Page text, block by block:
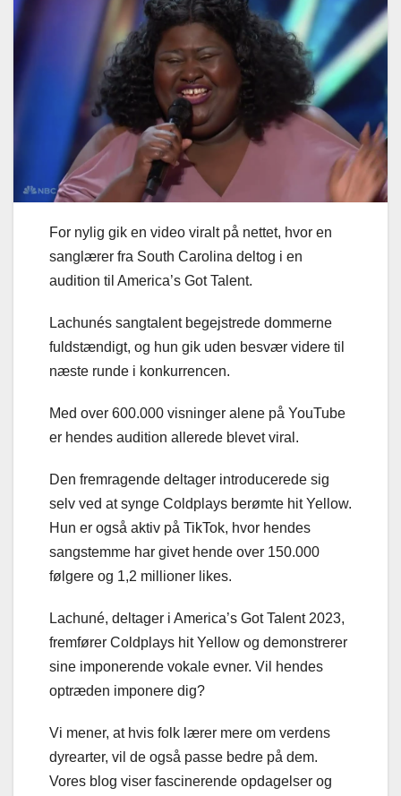
For nylig gik en video viralt på nettet, hvor en
sanglærer fra South Carolina deltog i en
audition til America’s Got Talent.
Lachunés sangtalent begejstrede dommerne
fuldstændigt, og hun gik uden besvær videre til
næste runde i konkurrencen.
Med over 600.000 visninger alene på YouTube
er hendes audition allerede blevet viral.
Den fremragende deltager introducerede sig
selv ved at synge Coldplays berømte hit Yellow.
Hun er også aktiv på TikTok, hvor hendes
sangstemme har givet hende over 150.000
følgere og 1,2 millioner likes.
Lachuné, deltager i America’s Got Talent 2023,
fremfører Coldplays hit Yellow og demonstrerer
sine imponerende vokale evner. Vil hendes
optræden imponere dig?
Vi mener, at hvis folk lærer mere om verdens
dyrearter, vil de også passe bedre på dem.
Vores blog viser fascinerende opdagelser og